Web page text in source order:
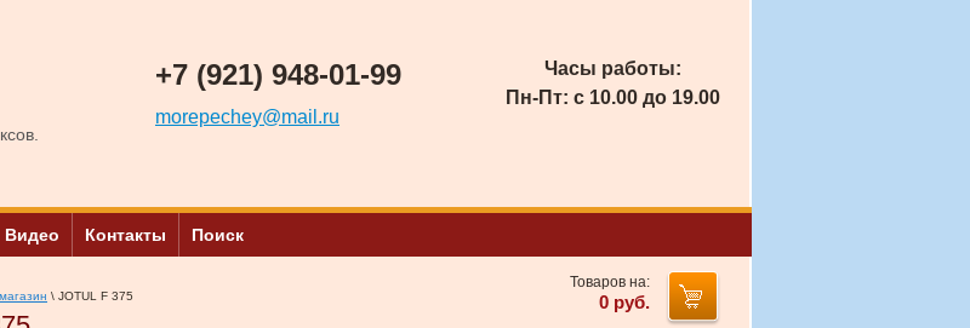
+7 (921) 948-01-99
morepechey@mail.ru
Часы работы:
Пн-Пт: с 10.00 до 19.00
Видео Контакты Поиск
Товаров на:
0 руб.
\ JOTUL F 375